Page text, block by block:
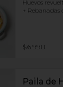
Huevos
+ Rebanadas
$6.990
Paila de